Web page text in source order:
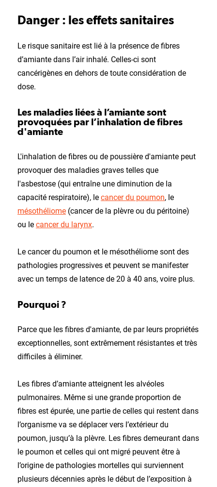
Danger : les effets sanitaires
Le risque sanitaire est lié à la présence de fibres
d’amiante dans l’air inhalé. Celles-ci sont
cancérigènes en dehors de toute considération de
dose.
Les maladies liées à l’amiante sont
provoquées par l’inhalation de fibres
d'amiante
L'inhalation de fibres ou de poussière d'amiante peut
provoquer des maladies graves telles que
l'asbestose (qui entraîne une diminution de la
capacité respiratoire), le cancer du poumon, le
mésothéliome (cancer de la plèvre ou du péritoine)
ou le cancer du larynx.
Le cancer du poumon et le mésothéliome sont des
pathologies progressives et peuvent se manifester
avec un temps de latence de 20 à 40 ans, voire plus.
Pourquoi ?
Parce que les fibres d'amiante, de par leurs propriétés
exceptionnelles, sont extrêmement résistantes et très
difficiles à éliminer.
Les fibres d’amiante atteignent les alvéoles
pulmonaires. Même si une grande proportion de
fibres est épurée, une partie de celles qui restent dans
l’organisme va se déplacer vers l’extérieur du
poumon, jusqu’à la plèvre. Les fibres demeurant dans
le poumon et celles qui ont migré peuvent être à
l’origine de pathologies mortelles qui surviennent
plusieurs décennies après le début de l’exposition à